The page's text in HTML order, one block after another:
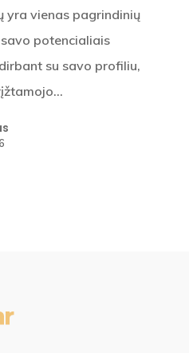
yra vienas pagrindinių
potencialiais
su savo profiliu,